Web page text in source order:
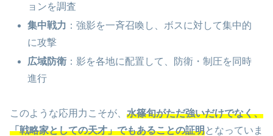
ョンを調査
集中戦力 ：強影を一斉召喚し、ボスに対して集中的
に攻撃
広域防衛 ：影を各地に配置して、防衛・制圧を同時
進行
このような応用力こそが、 水篠旬がただ強いだけでなく、
「戦略家としての天才」でもあることの証明となっていま